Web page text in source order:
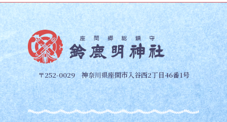
〒252-0029 神奈川県座間市入谷西2丁目46番1号